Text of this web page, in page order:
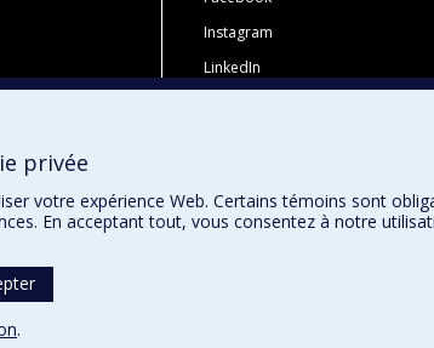
Instagram
LinkedIn
privée
votre expérience Web. Certains témoins sont
En acceptant tout, vous consentez à notre
.